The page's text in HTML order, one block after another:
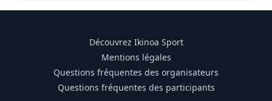
Découvrez Ikinoa Sport
Mentions légales
Questions fréquentes des organisateurs
Questions fréquentes des participants